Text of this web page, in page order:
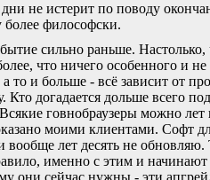
не истерит по поводу
философски.
сильно раньше. Настолько,
что ничего особенного и
то и больше - всё зависит от
догадается дольше всего
говнобраузеры можно лет
моими клиентами. Софт
вообще лет десять не
именно с этим и начинают
они сейчас нужны - эти